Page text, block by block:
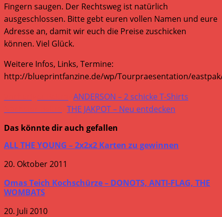
Fingern saugen. Der Rechtsweg ist natürlich
ausgeschlossen. Bitte gebt euren vollen Namen und eure
Adresse an, damit wir euch die Preise zuschicken
können. Viel Glück.
Weitere Infos, Links, Termine:
http://blueprintfanzine.de/wp/Tourpraesentation/
Weitere
Artikel
ansehen
ANDERSON – 2 schicke T-Shirts
THE JAKPOT – Neu entdecken
Das könnte dir auch gefallen
ALL THE YOUNG – 2x2x2 Karten zu gewinnen
20. Oktober 2011
Omas Teich Kochschürze – DONOTS, ANTI-FLAG, THE
WOMBATS
20. Juli 2010